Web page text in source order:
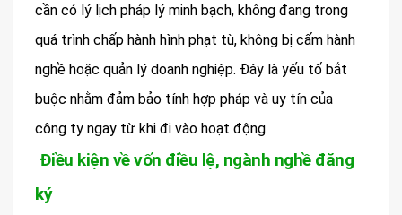
cần có lý lịch pháp lý minh bạch, không đang trong
quá trình chấp hành hình phạt tù, không bị cấm hành
nghề hoặc quản lý doanh nghiệp. Đây là yếu tố bắt
buộc nhằm đảm bảo tính hợp pháp và uy tín của
công ty ngay từ khi đi vào hoạt động.
Điều kiện về vốn điều lệ, ngành nghề đăng
ký